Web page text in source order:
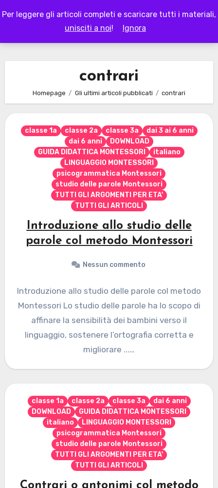
Per leggere gli articoli completi e scaricare tutti i materiali,
unisciti a noi! Ignora
to
LAPAPPADOLCE
contrari
Homepage Gli ultimi articoli pubblicati contrari
classe 1a classe 2a classe 3a
dai 3 ai 6 anni
dai 6 anni
DOWNLOAD
GUIDA DIDATTICA MONTESSORI
italiano
LINGUAGGIO MONTESSORI
psicogrammatica Montessori
studio delle parole Montessori
TUTTI GLI ARGOMENTI PER ETA'
TUTTI GLI ARTICOLI
Introduzione allo studio delle
parole col metodo Montessori
Nessun commento
Introduzione allo studio delle parole col metodo
Montessori Lo studio delle parole ha lo scopo di
affinare la sensibilità dei bambini verso il
linguaggio, sostenere l’ortografia corretta e
migliorare ...…
classe 1a classe 2a classe 3a
dai 6 anni
DOWNLOAD
GUIDA DIDATTICA MONTESSORI
italiano
LINGUAGGIO MONTESSORI
psicogrammatica Montessori
studio delle parole Montessori
TUTTI GLI ARGOMENTI PER ETA'
TUTTI GLI ARTICOLI
Contrari o antonimi col metodo